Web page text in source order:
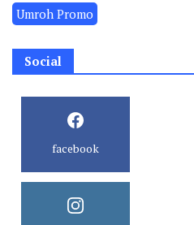
Umroh Promo
Social
facebook